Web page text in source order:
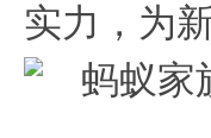
实力，为